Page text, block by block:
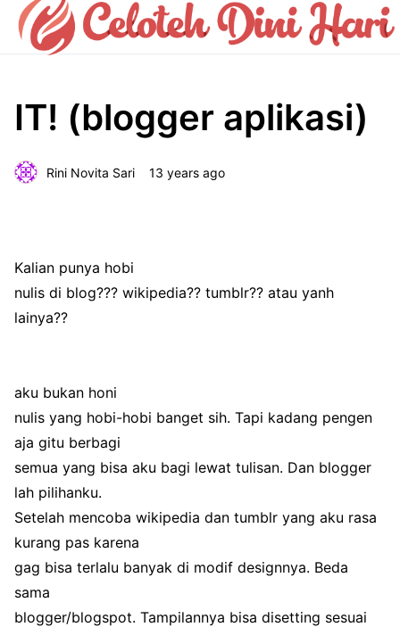
IT! (blogger aplikasi)
Rini Novita Sari 13 years ago
Kalian punya hobi
nulis di blog??? wikipedia?? tumblr?? atau yanh
lainya??
aku bukan honi
nulis yang hobi-hobi banget sih. Tapi kadang pengen
aja gitu berbagi
semua yang bisa aku bagi lewat tulisan. Dan blogger
lah pilihanku.
Setelah mencoba wikipedia dan tumblr yang aku rasa
kurang pas karena
gag bisa terlalu banyak di modif designnya. Beda
sama
blogger/blogspot. Tampilannya bisa disetting sesuai